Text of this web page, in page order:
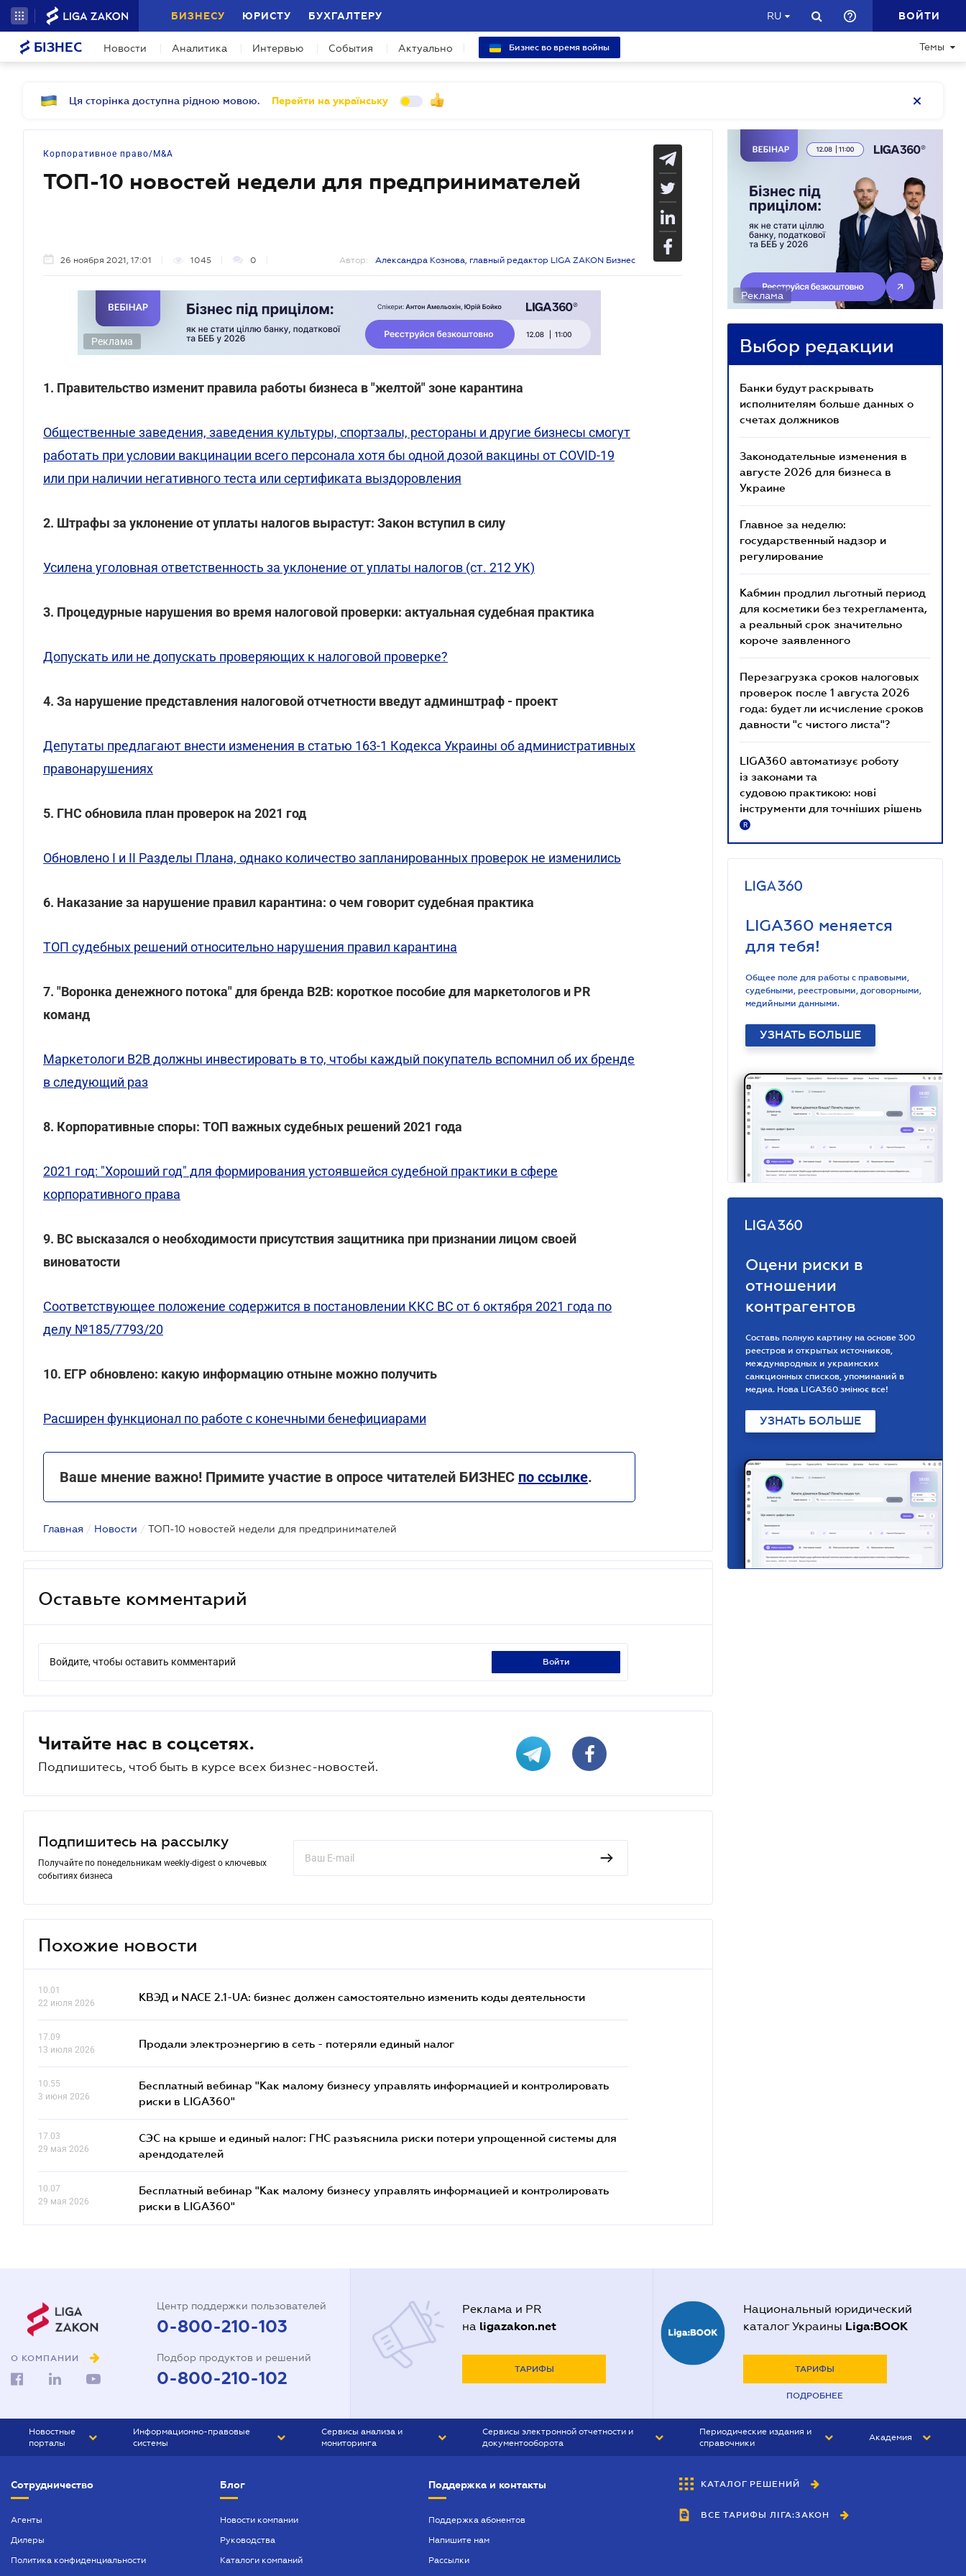
БИЗНЕСУ ЮРИСТУ БУХГАЛТЕРУ RU ВОЙТИ
БІЗНЕС Новости Аналитика Интервью События Актуально Бизнес во время войны Темы
Ця сторінка доступна рідною мовою. Перейти на українську
Корпоративное право/M&A
ТОП-10 новостей недели для предпринимателей
26 ноября 2021, 17:01 1045 0 Автор: Александра Кознова, главный редактор LIGA ZAKON Бизнес
Реклама
1. Правительство изменит правила работы бизнеса в "желтой" зоне карантина
Общественные заведения, заведения культуры, спортзалы, рестораны и другие бизнесы смогут
работать при условии вакцинации всего персонала хотя бы одной дозой вакцины от COVID-19
или при наличии негативного теста или сертификата выздоровления
2. Штрафы за уклонение от уплаты налогов вырастут: Закон вступил в силу
Усилена уголовная ответственность за уклонение от уплаты налогов (ст. 212 УК)
3. Процедурные нарушения во время налоговой проверки: актуальная судебная практика
Допускать или не допускать проверяющих к налоговой проверке?
4. За нарушение представления налоговой отчетности введут админштраф - проект
Депутаты предлагают внести изменения в статью 163-1 Кодекса Украины об административных
правонарушениях
5. ГНС обновила план проверок на 2021 год
Обновлено I и ІІ Разделы Плана, однако количество запланированных проверок не изменились
6. Наказание за нарушение правил карантина: о чем говорит судебная практика
ТОП судебных решений относительно нарушения правил карантина
7. "Воронка денежного потока" для бренда B2B: короткое пособие для маркетологов и PR
команд
Маркетологи B2B должны инвестировать в то, чтобы каждый покупатель вспомнил об их бренде
в следующий раз
8. Корпоративные споры: ТОП важных судебных решений 2021 года
2021 год: "Хороший год" для формирования устоявшейся судебной практики в сфере
корпоративного права
9. ВС высказался о необходимости присутствия защитника при признании лицом своей
виноватости
Соответствующее положение содержится в постановлении ККС ВС от 6 октября 2021 года по
делу №185/7793/20
10. ЕГР обновлено: какую информацию отныне можно получить
Расширен функционал по работе с конечными бенефициарами
Ваше мнение важно! Примите участие в опросе читателей БИЗНЕС по ссылке.
Главная / Новости / ТОП-10 новостей недели для предпринимателей
Оставьте комментарий
Войдите, чтобы оставить комментарий войти
Читайте нас в соцсетях.
Подпишитесь, чтоб быть в курсе всех бизнес-новостей.
Подпишитесь на рассылку
Получайте по понедельникам weekly-digest о ключевых
событиях бизнеса
Похожие новости
10.01
22 июля 2026
КВЭД и NACE 2.1-UA: бизнес должен самостоятельно изменить коды деятельности
17.09
13 июля 2026
Продали электроэнергию в сеть - потеряли единый налог
10.55
3 июня 2026
Бесплатный вебинар "Как малому бизнесу управлять информацией и контролировать
риски в LIGA360"
17.03
29 мая 2026
СЭС на крыше и единый налог: ГНС разъяснила риски потери упрощенной системы для
арендодателей
10.07
29 мая 2026
Бесплатный вебинар "Как малому бизнесу управлять информацией и контролировать
риски в LIGA360"
Реклама
Выбор редакции
Банки будут раскрывать
исполнителям больше данных о
счетах должников
Законодательные изменения в
августе 2026 для бизнеса в
Украине
Главное за неделю:
государственный надзор и
регулирование
Кабмин продлил льготный период
для косметики без техрегламента,
а реальный срок значительно
короче заявленного
Перезагрузка сроков налоговых
проверок после 1 августа 2026
года: будет ли исчисление сроков
давности "с чистого листа"?
LIGA360 автоматизує роботу
із законами та
судовою практикою: нові
інструменти для точніших рішень
R
LIGA360 меняется
для тебя!
Общее поле для работы с правовыми,
судебными, реестровыми, договорными,
медийными данными.
УЗНАТЬ БОЛЬШЕ
Оцени риски в
отношении
контрагентов
Составь полную картину на основе 300
реестров и открытых источников,
международных и украинских
санкционных списков, упоминаний в
медиа. Нова LIGA360 змінює все!
УЗНАТЬ БОЛЬШЕ
О КОМПАНИИ
Центр поддержки пользователей
0-800-210-103
Подбор продуктов и решений
0-800-210-102
Реклама и PR
на ligazakon.net
ТАРИФЫ
Национальный юридический
каталог Украины Liga:BOOK
ТАРИФЫ
ПОДРОБНЕЕ
Новостные
порталы
БИЗНЕС
Информационно-правовые
системы
БУХГАЛТЕР ПРОФ
ЮРИСТ ПРОФ
Сервисы анализа и
мониторинга
Сервисы электронной отчетности и
документооборота
Периодические издания и
справочники
БУХГАЛТЕР&ЗАКОН
ВЕСТНИК МСФО
Академия
Сотрудничество
Агенты
Дилеры
Политика конфиденциальности
Блог
Новости компании
Руководства
Каталоги компаний
Поддержка и контакты
Поддержка абонентов
Напишите нам
Рассылки
КАТАЛОГ РЕШЕНИЙ
ВСЕ ТАРИФЫ ЛІГА:ЗАКОН